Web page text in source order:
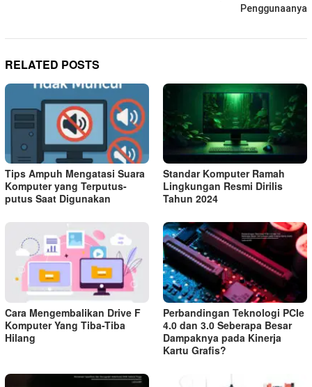
Penggunaanya
RELATED POSTS
Tips Ampuh Mengatasi Suara
Komputer yang Terputus-
putus Saat Digunakan
Standar Komputer Ramah
Lingkungan Resmi Dirilis
Tahun 2024
Cara Mengembalikan Drive F
Komputer Yang Tiba-Tiba
Hilang
Perbandingan Teknologi PCIe
4.0 dan 3.0 Seberapa Besar
Dampaknya pada Kinerja
Kartu Grafis?